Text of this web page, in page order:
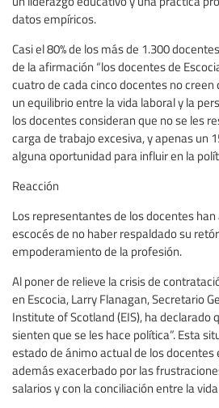
datos empíricos.
Casi el 80% de los más de 1.300
de la afirmación “los docentes de
cuatro de cada cinco docentes no creen
un equilibrio entre la vida laboral y la
los docentes consideran que no se les
carga de trabajo excesiva, y apenas un
alguna oportunidad para influir en la
Reacción
Los representantes de los docentes
escocés de no haber respaldado su
empoderamiento de la profesión.
Al poner de relieve la crisis de
en Escocia, Larry Flanagan, Secretario
Institute of Scotland (EIS), ha declarado
sienten que se les hace política”. Esta
estado de ánimo actual de los docentes
además exacerbado por las
salarios y con la conciliación entre la